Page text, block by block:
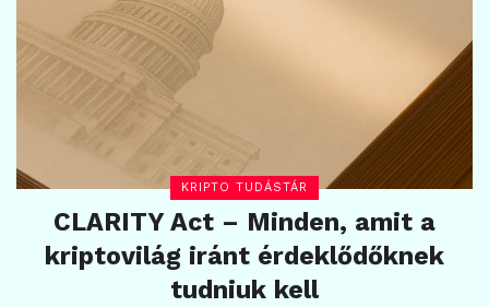
KRIPTO TUDÁSTÁR
CLARITY Act – Minden, amit a
kriptovilág iránt érdeklődőknek
tudniuk kell